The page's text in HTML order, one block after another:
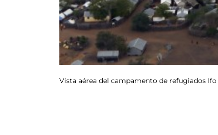
Vista aérea del campamento de refugiados